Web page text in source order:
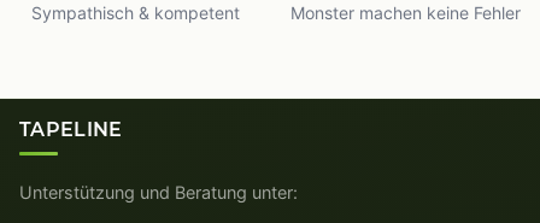
Sympathisch & kompetent Monster machen keine Fehler
TAPELINE
Unterstützung und Beratung unter: